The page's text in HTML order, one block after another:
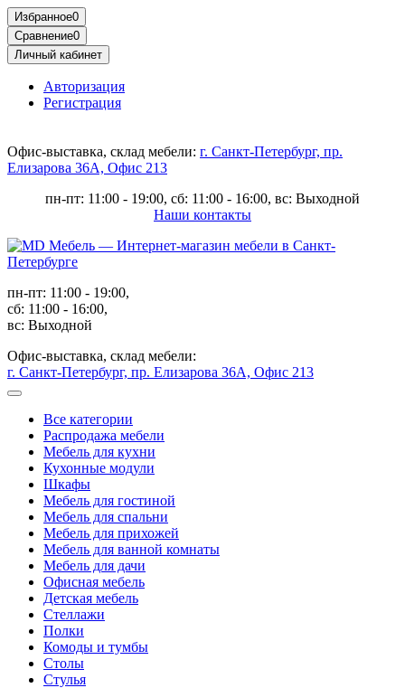
Избранное0
Сравнение0
Личный кабинет
Авторизация
Регистрация
Офис-выставка, склад мебели: г. Санкт-Петербург, пр.
Елизарова 36А, Офис 213
пн-пт: 11:00 - 19:00, сб: 11:00 - 16:00, вс: Выходной
Наши контакты
пн-пт: 11:00 - 19:00,
сб: 11:00 - 16:00,
вс: Выходной
Офис-выставка, склад мебели:
г. Санкт-Петербург, пр. Елизарова 36А, Офис 213
Все категории
Распродажа мебели
Мебель для кухни
Кухонные модули
Шкафы
Мебель для гостиной
Мебель для спальни
Мебель для прихожей
Мебель для ванной комнаты
Мебель для дачи
Офисная мебель
Детская мебель
Стеллажи
Полки
Комоды и тумбы
Столы
Стулья